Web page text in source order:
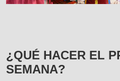
¿QUÉ HACER EL
SEMANA?